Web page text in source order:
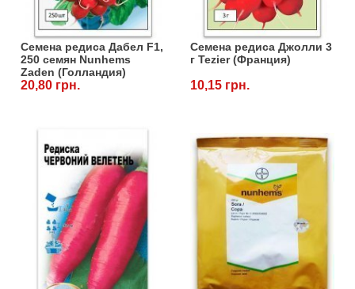
Семена редиса Дабел F1,
250 семян Nunhems
Zaden (Голландия)
20,80 грн.
Семена редиса Джолли 3
г Tezier (Франция)
10,15 грн.